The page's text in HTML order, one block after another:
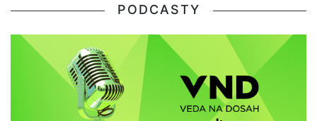
PODCASTY